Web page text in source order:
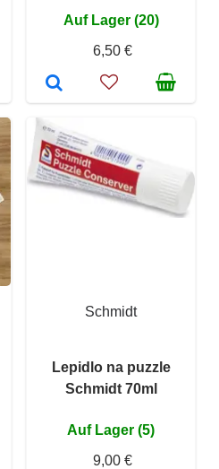
Auf Lager (20)
6,50 €
Schmidt
Lepidlo na puzzle
Schmidt 70ml
Auf Lager (5)
9,00 €